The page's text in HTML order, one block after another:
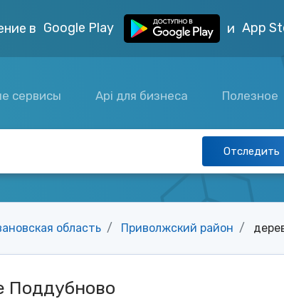
в Google Play и App
сервисы Api для бизнеса Полезное
Отследить
область Приволжский район
Поддубново